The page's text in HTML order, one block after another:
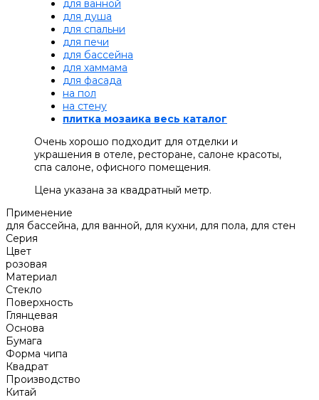
для ванной
для душа
для спальни
для печи
для бассейна
для хаммама
для фасада
на пол
на стену
плитка мозаика весь каталог
Очень хорошо подходит для отделки и
украшения в отеле, ресторане, салоне красоты,
спа салоне, офисного помещения.
Цена указана за квадратный метр.
Применение
для бассейна, для ванной, для кухни, для пола, для стен
Серия
Цвет
розовая
Материал
Стекло
Поверхность
Глянцевая
Основа
Бумага
Форма чипа
Квадрат
Производство
Китай